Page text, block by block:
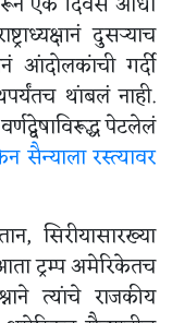
दुसऱ्याच
आंदोलकांची गर्दी
थांबलं नाही.
पेटलेलं
सैन्याला रस्त्यावर
सिरीयासारख्या
ट्रम्प अमेरिकेतच
त्यांचे राजकीय